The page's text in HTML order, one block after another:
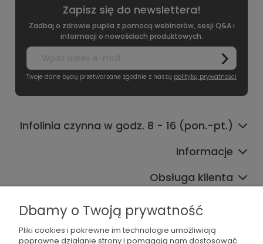
Zapisz się do newslettera!
Zadbaj o zdrowie pupila z pomocą webinarów, sesji Q&A i
informacji o nowościach produktowych.
Twoje dane będą przetwarzane zgodnie z naszą polityką prywatności
Infolinia czynna w godz. 8 - 16 (pon.-pt.)
Informacje
Obsługa klienta
Współpraca
Dbamy o Twoją prywatność
Pliki cookies i pokrewne im technologie umożliwiają
poprawne działanie strony i pomagają nam dostosować